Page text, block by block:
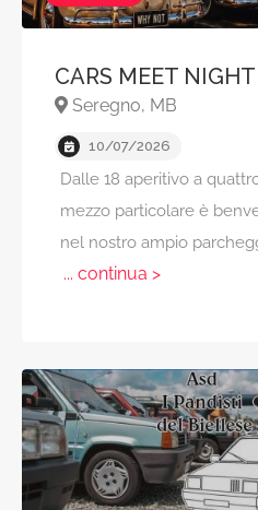
CARS MEET NIGHT
Seregno, MB
10/07/2026
Dalle 18 aperitivo a
mezzo particolare è
nel nostro ampio
... continua >